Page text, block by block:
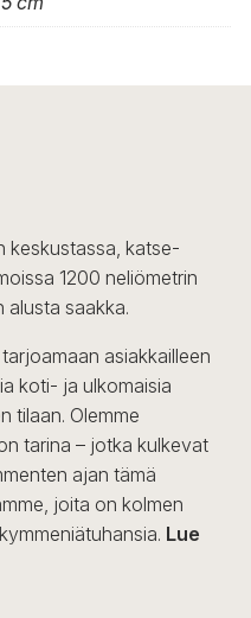
keskustassa, katse-
1200 neliömetrin
alusta saakka.
asiakkailleen
koti- ja ulkomaisia
tilaan. Olemme
tarina – jotka kulkevat
ajan tämä
joita on kolmen
Lue